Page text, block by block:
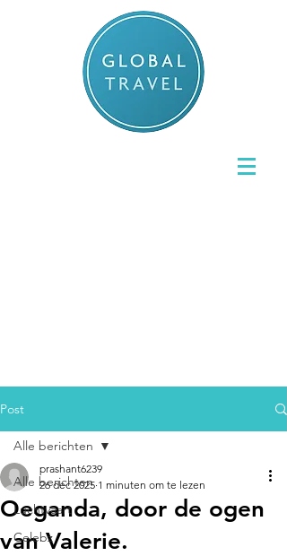
Post
Alle berichten
Luchtvaart
Celebz
Alle berichten
Oeganda, door de ogen
van Valerie.
prashant6239
26 dec 2025 1 minuten om te lezen